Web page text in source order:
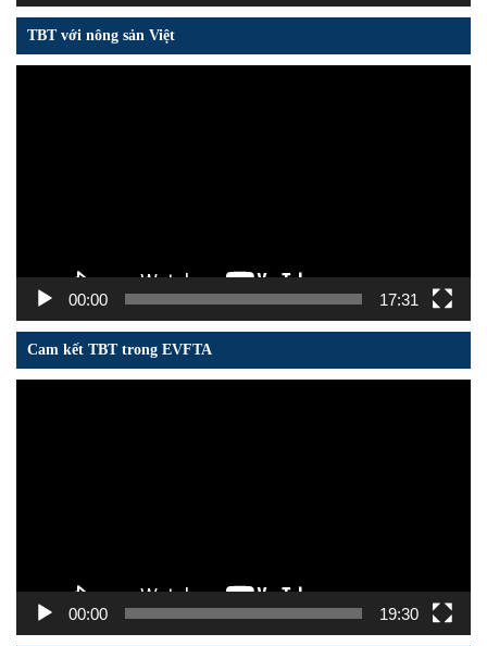
TBT với nông sản Việt
00:00 17:31
Cam kết TBT trong EVFTA
00:00 19:30